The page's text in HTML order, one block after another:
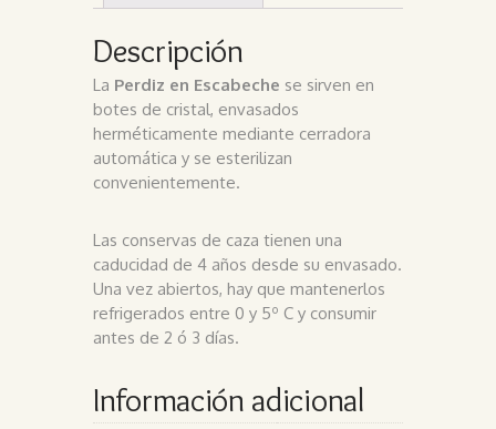
Descripción
La Perdiz en Escabeche se sirven en
botes de cristal, envasados
herméticamente mediante cerradora
automática y se esterilizan
convenientemente.
Las conservas de caza tienen una
caducidad de 4 años desde su envasado.
Una vez abiertos, hay que mantenerlos
refrigerados entre 0 y 5º C y consumir
antes de 2 ó 3 días.
Información adicional